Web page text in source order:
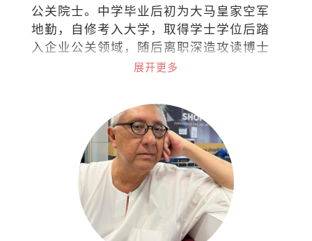
公关院士。中学毕业后初为大马皇家空军
地勤，自修考入大学，取得学士学位后踏
入企业公关领域，随后离职深造攻读博士
学位并投身学术界。2022年荣休于国立大
士导师，同时在泰莱大学推动积极老龄化
项目。著有《1/3人生哲学：公关小品60
展开更多